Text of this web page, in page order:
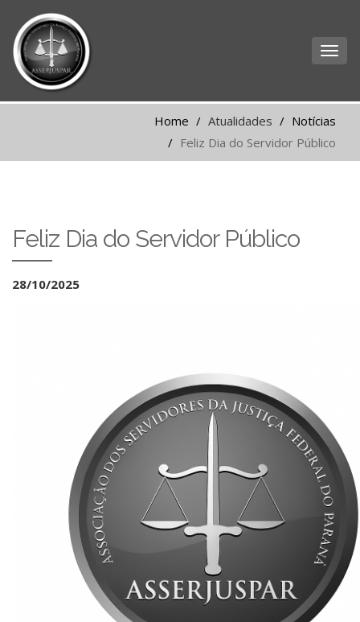
Home Atualidades
Notícias
Feliz Dia do Servidor Público
Feliz Dia do Servidor Público
28/10/2025